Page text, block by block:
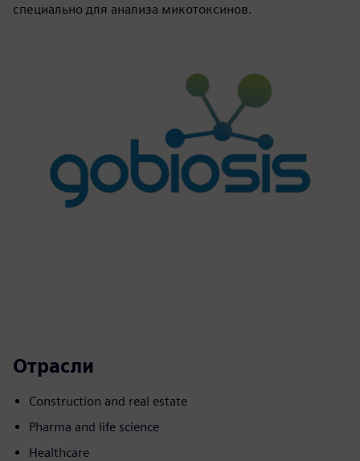
специально для анализа микотоксинов.
Отрасли
Construction and real estate
Pharma and life science
Healthcare